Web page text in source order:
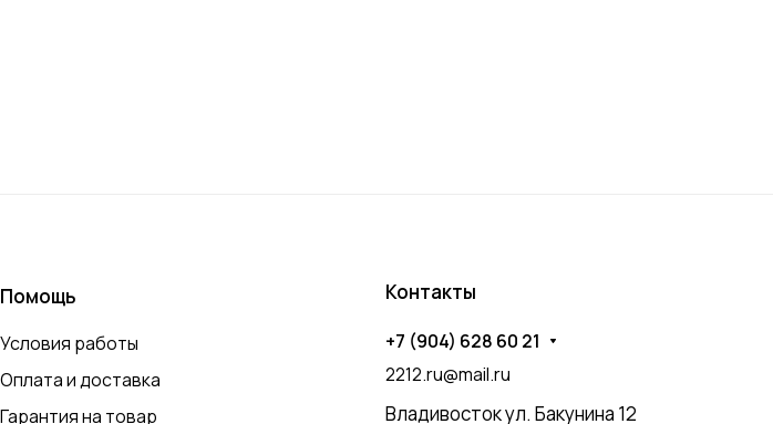
Помощь
Условия работы
Оплата и доставка
Гарантия на товар
Контакты
+7 (904) 628 60 21
2212.ru@mail.ru
Владивосток ул. Бакунина 12